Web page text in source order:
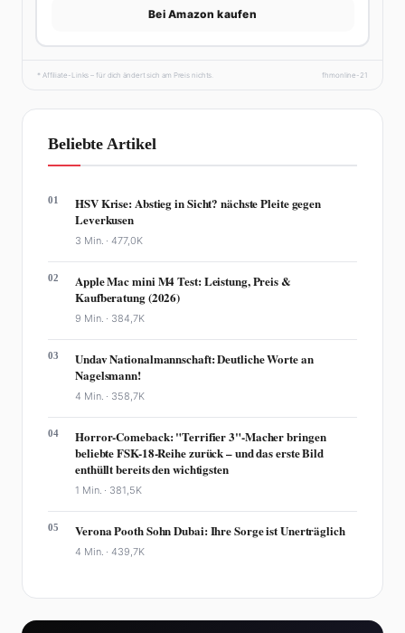
Bei Amazon kaufen
* Affiliate-Links – für dich ändert sich am Preis nichts. fhmonline-21
Beliebte Artikel
01
HSV Krise: Abstieg in Sicht? nächste Pleite gegen
Leverkusen
3 Min. ·477,0K
02
Apple Mac mini M4 Test: Leistung, Preis &
Kaufberatung (2026)
9 Min. · 384,7K
03
Undav Nationalmannschaft: Deutliche Worte an
Nagelsmann!
4 Min. · 358,7K
04
Horror-Comeback: "Terrifier 3"-Macher bringen
beliebte FSK-18-Reihe zurück – und das erste Bild
enthüllt bereits den wichtigsten
1 Min. · 381,5K
05 Verona Pooth Sohn Dubai: Ihre Sorge ist Unerträglich
4 Min. ·439,7K